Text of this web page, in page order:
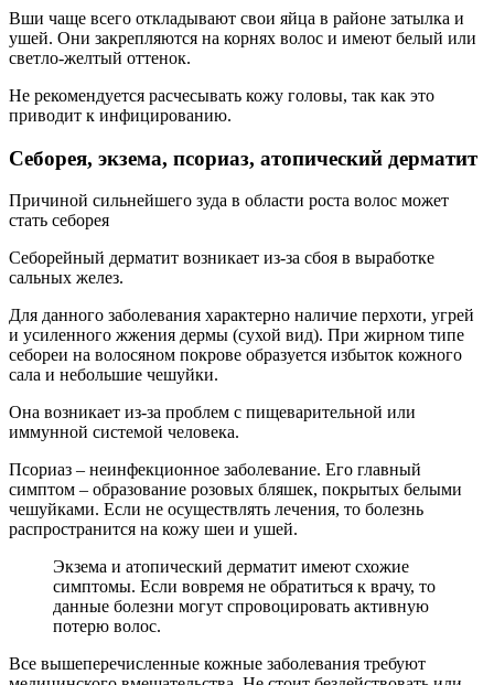
Вши чаще всего откладывают свои яйца в районе затылка и
ушей. Они закрепляются на корнях волос и имеют белый или
светло-желтый оттенок.
Не рекомендуется расчесывать кожу головы, так как это
приводит к инфицированию.
Себорея, экзема, псориаз, атопический дерматит
Причиной сильнейшего зуда в области роста волос может
стать себорея
Себорейный дерматит возникает из-за сбоя в выработке
сальных желез.
Для данного заболевания характерно наличие перхоти, угрей
и усиленного жжения дермы (сухой вид). При жирном типе
себореи на волосяном покрове образуется избыток кожного
сала и небольшие чешуйки.
Она возникает из-за проблем с пищеварительной или
иммунной системой человека.
Псориаз – неинфекционное заболевание. Его главный
симптом – образование розовых бляшек, покрытых белыми
чешуйками. Если не осуществлять лечения, то болезнь
распространится на кожу шеи и ушей.
Экзема и атопический дерматит имеют схожие
симптомы. Если вовремя не обратиться к врачу, то
данные болезни могут спровоцировать активную
потерю волос.
Все вышеперечисленные кожные заболевания требуют